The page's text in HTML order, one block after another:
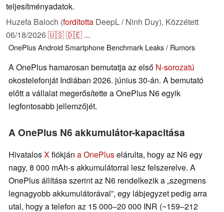
teljesítményadatok.
Huzefa Baloch (fordította DeepL / Ninh Duy), Közzétett
06/18/2026🇺🇸🇩🇪 ...
OnePlusAndroidSmartphone Benchmark Leaks / Rumors
A OnePlus hamarosan bemutatja az első N-sorozatú
okostelefonját Indiában 2026. június 30-án. A bemutató
előtt a vállalat megerősítette a OnePlus N6 egyik
legfontosabb jellemzőjét.
A OnePlus N6 akkumulátor-kapacitása
HivatalosXfiókján a OnePluselárulta, hogy az N6 egy
nagy, 8 000 mAh-s akkumulátorral lesz felszerelve. A
OnePlus állítása szerint az N6 rendelkezik a „szegmens
legnagyobb akkumulátorával”, egy lábjegyzet pedig arra
utal, hogy a telefon az 15 000–20 000 INR (~159–212